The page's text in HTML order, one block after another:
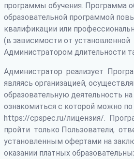
программы обучения. Программа
образовательной программой
квалификации или
(в зависимости от установленной
Администратором длительности
Администратор реализует
являясь организацией,
образовательную деятельность
ознакомиться с которой можно
https://cpspec.ru/лицензия/.
пройти только Пользователи,
установленным офертами на
оказании платных